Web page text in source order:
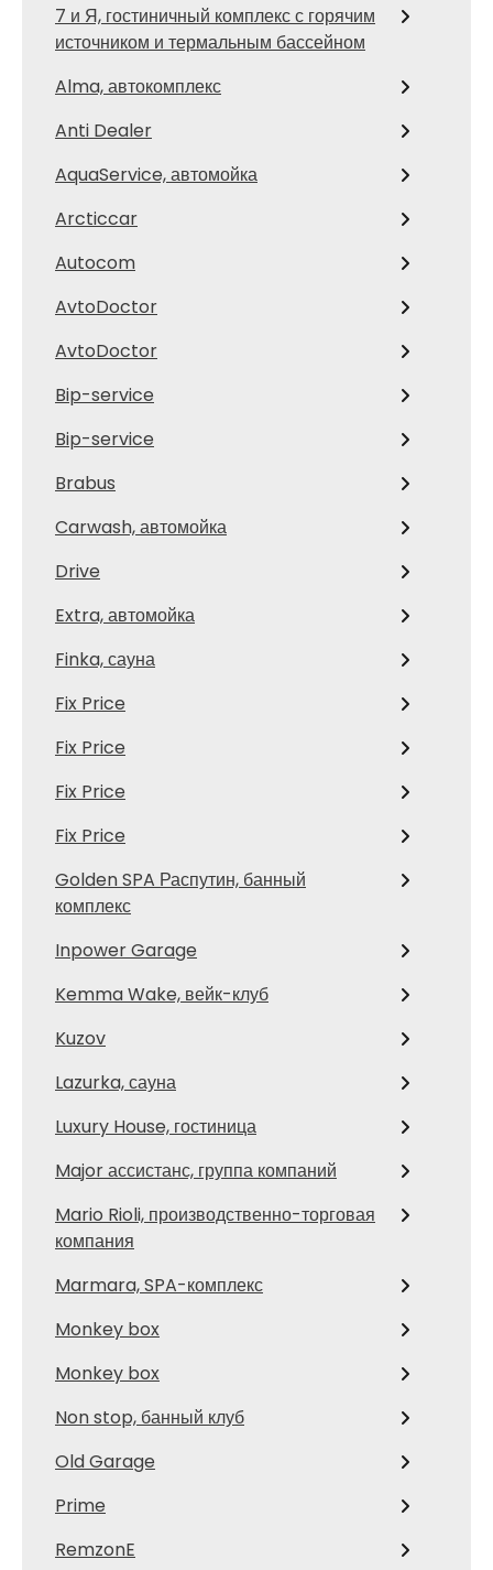
7 и Я, гостиничный комплекс с горячим
источником и термальным бассейном
Alma, автокомплекс
Anti Dealer
AquaService, автомойка
Arcticcar
Autocom
AvtoDoctor
AvtoDoctor
Bip-service
Bip-service
Brabus
Carwash, автомойка
Drive
Extra, автомойка
Finka, сауна
Fix Price
Fix Price
Fix Price
Fix Price
Golden SPA Распутин, банный
комплекс
Inpower Garage
Kemma Wake, вейк-клуб
Kuzov
Lazurka, сауна
Luxury House, гостиница
Major ассистанс, группа компаний
Mario Rioli, производственно-торговая
компания
Marmara, SPA-комплекс
Monkey box
Monkey box
Non stop, банный клуб
Old Garage
Prime
RemzonE